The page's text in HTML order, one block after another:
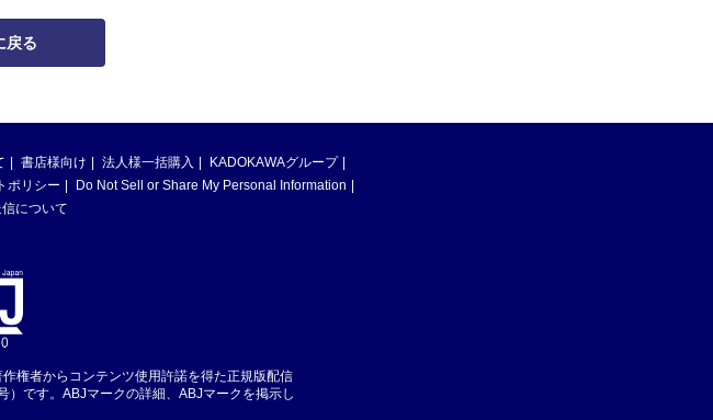
戻る
書店様向け 法人様一括購入
KADOKAWAグループ
ポリシー
Do Not Sell or Share My Personal Information
について
権者からコンテンツ使用許諾を得た正規版配信
です。ABJマークの詳細、ABJマークを掲示し